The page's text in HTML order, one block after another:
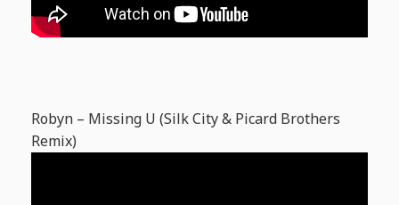
Robyn – Missing U (Silk City & Picard Brothers
Remix)